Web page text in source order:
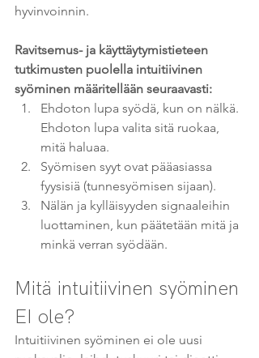
hyvinvoinnin.
Ravitsemus- ja käyttäytymistieteen
tutkimusten puolella intuitiivinen
syöminen määritellään seuraavasti:
Ehdoton lupa syödä, kun on nälkä.
Ehdoton lupa valita sitä ruokaa,
mitä haluaa.
Syömisen syyt ovat pääasiassa
fyysisiä (tunnesyömisen sijaan).
Nälän ja kylläisyyden signaaleihin
luottaminen, kun päätetään mitä ja
minkä verran syödään.
Mitä intuitiivinen syöminen
EI ole?
Intuitiivinen syöminen ei ole uusi